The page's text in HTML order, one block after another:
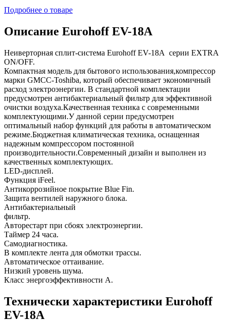
Подробнее о товаре
Описание Eurohoff EV-18A
Неиверторная сплит-система Eurohoff EV-18A серии EXTRA
ON/OFF.
Компактная модель для бытового использования,компрессор
марки GMCC-Toshiba, который обеспечивает экономичный
расход электроэнергии. В стандартной комплектации
предусмотрен антибактериальный фильтр для эффективной
очистки воздуха.Качественная техника с современными
комплектующими.У данной серии предусмотрен
оптимальный набор функций для работы в автоматическом
режиме.Бюджетная климатическая техника, оснащенная
надежным компрессором постоянной
производительности.Современный дизайн и выполнен из
качественных комплектующих.
LED-дисплей.
Функция iFeel.
Антикоррозийное покрытие Blue Fin.
Защита вентилей наружного блока.
Антибактериальный
фильтр.
Авторестарт при сбоях электроэнергии.
Таймер 24 часа.
Самодиагностика.
В комплекте лента для обмотки трассы.
Автоматическое оттаивание.
Низкий уровень шума.
Класс энергоэффективности А.
Технически характеристики Eurohoff
EV-18A